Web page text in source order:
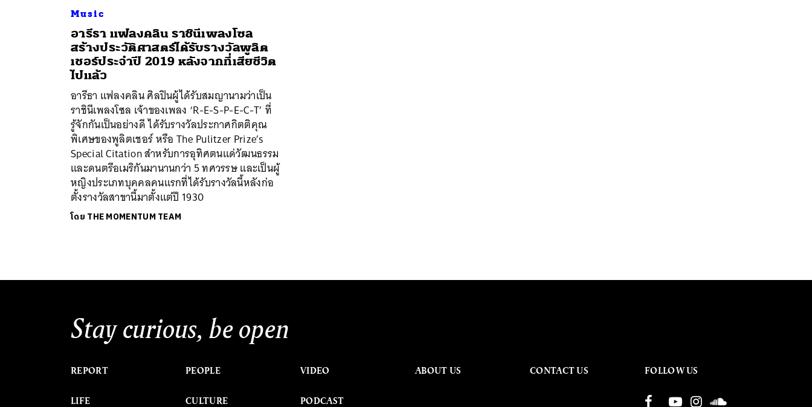
Music
อารีธา แฟลงคลิน ราชินีเพลงโซล
สร้างประวัติศาสตร์ได้รับรางวัลพูลิต
เชอร์ประจำปี 2019 หลังจากที่เสียชีวิต
ไปแล้ว
อารีธา แฟลงคลิน ศิลปินผู้ได้รับสมญานามว่าเป็น
ราชินีเพลงโซล เจ้าของเพลง ‘R-E-S-P-E-C-T’ ที่
รู้จักกันเป็นอย่างดี ได้รับรางวัลประกาศกิตติคุณ
พิเศษของพูลิตเชอร์ หรือ The Pulitzer Prize’s
Special Citation สำหรับการอุทิศตนแด่วัฒนธรรม
และดนตรีอเมริกันมานานกว่า 5 ทศวรรษ และเป็นผู้
หญิงประเภทบุคคลคนแรกที่ได้รับรางวัลนี้หลังก่อ
ตั้งรางวัลสาขานี้มาตั้งแต่ปี 1930
โดย THE MOMENTUM TEAM
Stay curious, be open
REPORT
LIFE
PEOPLE
CULTURE
VIDEO
PODCAST
ABOUT US CONTACT US FOLLOW US